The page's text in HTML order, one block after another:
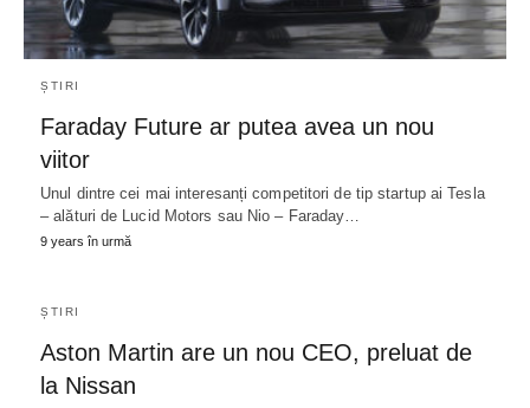
ȘTIRI
Faraday Future ar putea avea un nou
viitor
Unul dintre cei mai interesanți competitori de tip startup ai Tesla
– alături de Lucid Motors sau Nio – Faraday…
9 years în urmă
ȘTIRI
Aston Martin are un nou CEO, preluat de
la Nissan